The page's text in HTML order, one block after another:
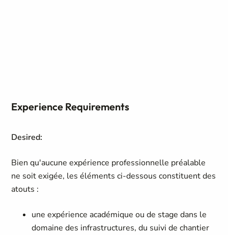
Experience Requirements
Desired:
Bien qu'aucune expérience professionnelle préalable
ne soit exigée, les éléments ci-dessous constituent des
atouts :
une expérience académique ou de stage dans le
domaine des infrastructures, du suivi de chantier